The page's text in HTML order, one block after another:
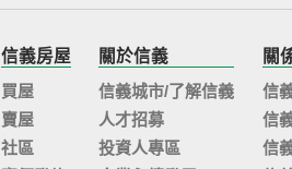
信義房屋
買屋
賣屋
社區
關於信義
信義城市/了解信義
人才招募
投資人專區
關
信
信
信